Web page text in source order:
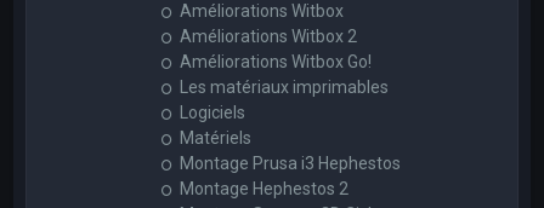
Améliorations Witbox
Améliorations Witbox 2
Améliorations Witbox Go!
Les matériaux imprimables
Logiciels
Matériels
Montage Prusa i3 Hephestos
Montage Hephestos 2